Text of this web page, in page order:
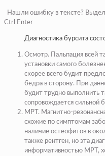
Нашли ошибку в тексте?
Ctrl Enter
Диагностика бурсита
Осмотр. Пальпация всей
установки самого
скорее всего будит
бедра в сторону. При
будит трудно выполнить
сопровождается сильной
МРТ. Магнитно-
схожие по симптомам
наличие остеофитов в
также рентген, но эта
информативностью МРТ,